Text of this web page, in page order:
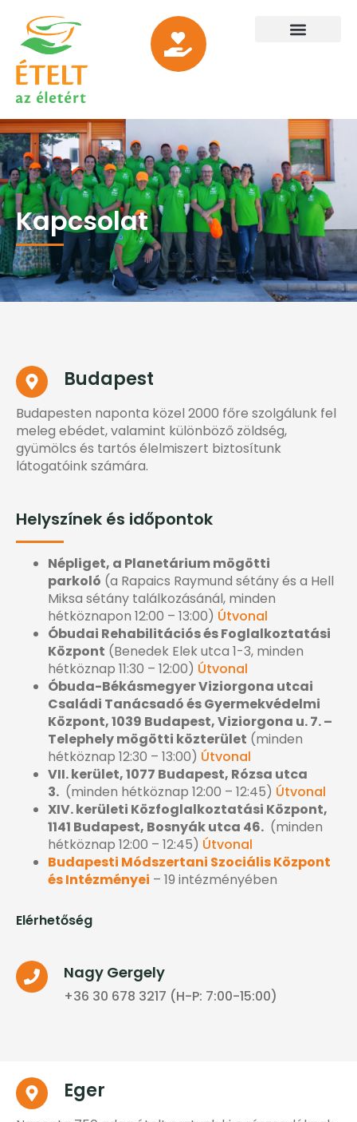
Kapcsolat
Budapest
Budapesten naponta közel 2000 főre szolgálunk fel
meleg ebédet, valamint különböző zöldség,
gyümölcs és tartós élelmiszert biztosítunk
látogatóink számára.
Helyszínek és időpontok
Népliget, a Planetárium mögötti
parkoló (a Rapaics Raymund sétány és a Hell
Miksa sétány találkozásánál, minden
hétköznapon 12:00 – 13:00) Útvonal
Óbudai Rehabilitációs és Foglalkoztatási
Központ (Benedek Elek utca 1-3, minden
hétköznap 11:30 – 12:00) Útvonal
Óbuda-Békásmegyer Viziorgona utcai
Családi Tanácsadó és Gyermekvédelmi
Központ, 1039 Budapest, Viziorgona u. 7. –
Telephely mögötti közterület (minden
hétköznap 12:30 – 13:00) Útvonal
VII. kerület, 1077 Budapest, Rózsa utca
3. (minden hétköznap 12:00 – 12:45) Útvonal
XIV. kerületi Közfoglalkoztatási Központ,
1141 Budapest, Bosnyák utca 46. (minden
hétköznap 12:00 – 12:45) Útvonal
Budapesti Módszertani Szociális Központ
és Intézményei – 19 intézményében
Elérhetőség
Nagy Gergely
+36 30 678 3217 (H-P: 7:00-15:00)
Eger